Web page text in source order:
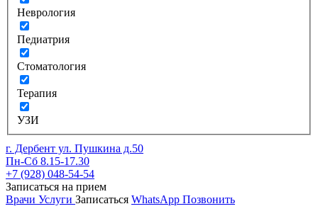
Неврология
Педиатрия
Стоматология
Терапия
УЗИ
г. Дербент ул. Пушкина д.50
Пн-Сб 8.15-17.30
+7 (928) 048-54-54
Записаться на прием
Врачи Услуги Записаться WhatsApp Позвонить